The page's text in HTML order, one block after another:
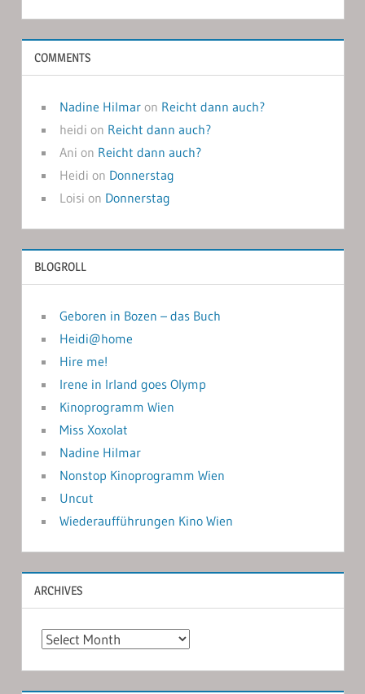
COMMENTS
Nadine Hilmaron Reicht dann auch?
heidi on Reicht dann auch?
Ani on Reicht dann auch?
Heidi on Donnerstag
Loisi on Donnerstag
BLOGROLL
Geboren in Bozen – das Buch
Heidi@home
Hire me!
Irene in Irland goes Olymp
Kinoprogramm Wien
Miss Xoxolat
Nadine Hilmar
Nonstop Kinoprogramm Wien
Uncut
Wiederaufführungen Kino Wien
ARCHIVES
Archives